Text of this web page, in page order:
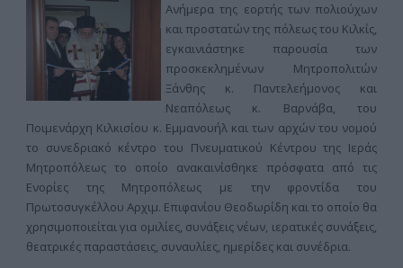
Ανήμερα της εορτής των πολιούχων
και προστατών της πόλεως του Κιλκίς,
εγκαινιάστηκε παρουσία των
προσκεκλημένων Μητροπολιτών
Ξάνθης κ. Παντελεήμονος και
Νεαπόλεως κ. Βαρνάβα, του
Ποιμενάρχη Κιλκισίου κ. Εμμανουήλ και των αρχών του νομού
το συνεδριακό κέντρο του Πνευματικού Κέντρου της Ιεράς
Μητροπόλεως το οποίο ανακαινίσθηκε πρόσφατα από τις
Ενορίες της Μητροπόλεως με την φροντίδα του
Πρωτοσυγκέλλου Αρχιμ. Επιφανίου Θεοδωρίδη και το οποίο θα
χρησιμοποιείται για ομιλίες, συνάξεις νέων, ιερατικές συνάξεις,
θεατρικές παραστάσεις, συναυλίες, ημερίδες και συνέδρια.